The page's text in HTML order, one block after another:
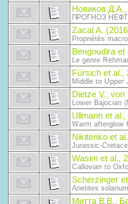
Новиков
ПРОГНОЗ
Zacaï A.
Propriétés
Bengoudira et
Le genre
Fürsich et al.,
Middle to Upper
Dietze V., von
Lower Bajocian
Ullmann et al.,
Warm afterglow
Nikitenko et
Jurassic-
Wasim et al.,
Callovian to
Scherzinger
Arietites solarium
Митта В.В.,